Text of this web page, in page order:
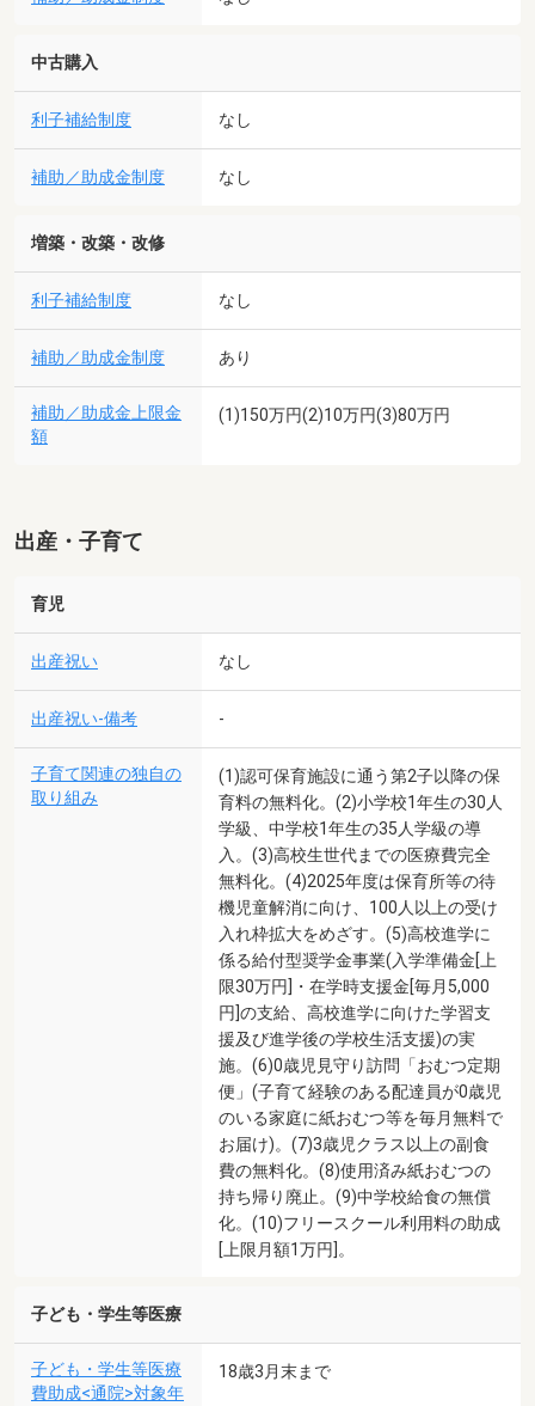
中古購入
利子補給制度 なし
補助／助成金制度 なし
増築・改築・改修
利子補給制度 なし
補助／助成金制度 あり
補助／助成金上限金
額
(1)150万円(2)10万円(3)80万円
出産・子育て
育児
出産祝い なし
出産祝い-備考 -
子育て関連の独自の
取り組み
(1)認可保育施設に通う第2子以降の保
育料の無料化。(2)小学校1年生の30人
学級、中学校1年生の35人学級の導
入。(3)高校生世代までの医療費完全
無料化。(4)2025年度は保育所等の待
機児童解消に向け、100人以上の受け
入れ枠拡大をめざす。(5)高校進学に
係る給付型奨学金事業(入学準備金[上
限30万円]・在学時支援金[毎月5,000
円]の支給、高校進学に向けた学習支
援及び進学後の学校生活支援)の実
施。(6)0歳児見守り訪問「おむつ定期
便」(子育て経験のある配達員が0歳児
のいる家庭に紙おむつ等を毎月無料で
お届け)。(7)3歳児クラス以上の副食
費の無料化。(8)使用済み紙おむつの
持ち帰り廃止。(9)中学校給食の無償
化。(10)フリースクール利用料の助成
[上限月額1万円]。
子ども・学生等医療
子ども・学生等医療
費助成<通院>対象年
18歳3月末まで